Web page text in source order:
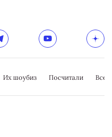
Их шоубиз Посчитали